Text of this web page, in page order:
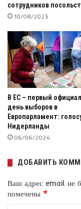
сотрудников
10/08/2023
В ЕС – первый
день выборов в
Европарламент:
Нидерланды
06/06/2024
ДОБАВИТЬ
Ваш адрес email не
помечены *